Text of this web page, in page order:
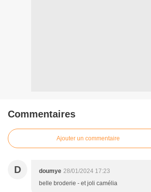
Commentaires
Ajouter un commentaire
D doumye 28/01/2024 17:23
belle broderie - et joli camélia